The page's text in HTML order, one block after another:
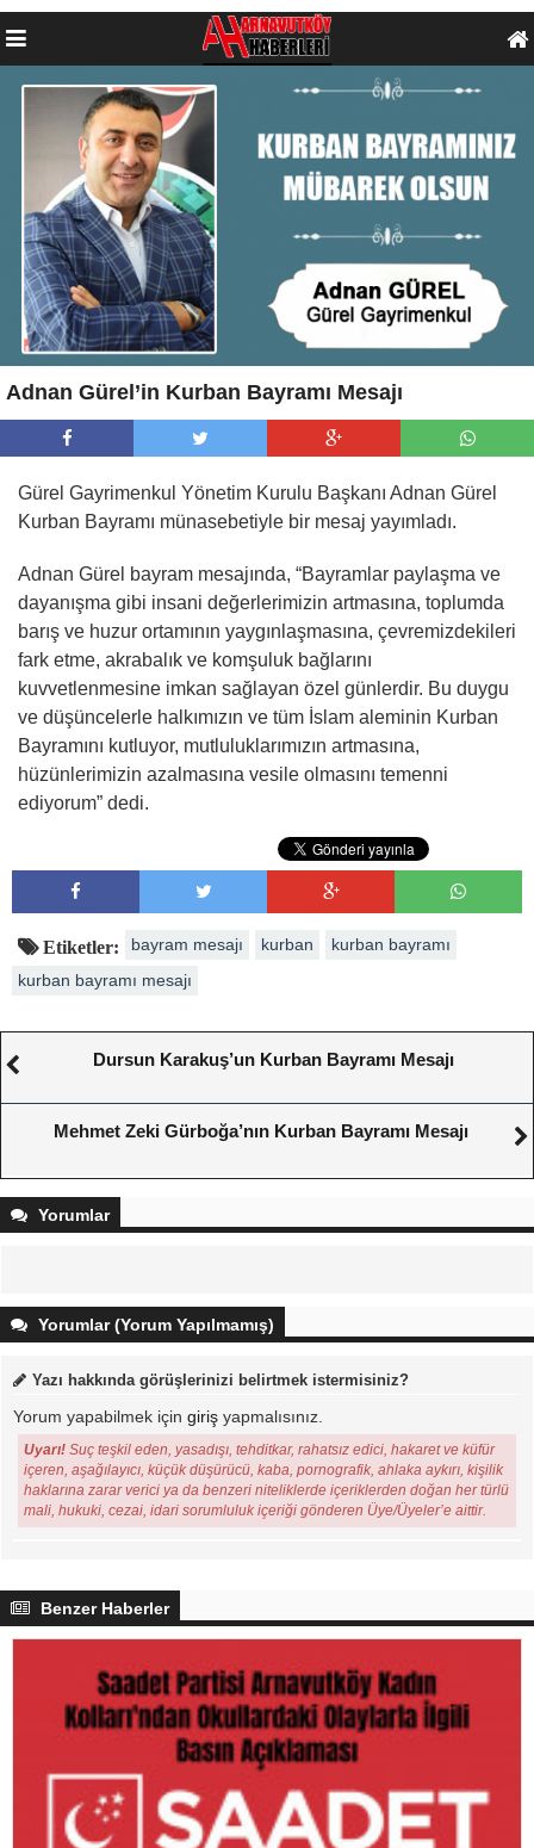
Adnan Gürel’in Kurban Bayramı Mesajı
Gürel Gayrimenkul Yönetim Kurulu Başkanı Adnan Gürel
Kurban Bayramı münasebetiyle bir mesaj yayımladı.
Adnan Gürel bayram mesajında, “Bayramlar paylaşma ve
dayanışma gibi insani değerlerimizin artmasına, toplumda
barış ve huzur ortamının yaygınlaşmasına, çevremizdekileri
fark etme, akrabalık ve komşuluk bağlarını
kuvvetlenmesine imkan sağlayan özel günlerdir. Bu duygu
ve düşüncelerle halkımızın ve tüm İslam aleminin Kurban
Bayramını kutluyor, mutluluklarımızın artmasına,
hüzünlerimizin azalmasına vesile olmasını temenni
ediyorum” dedi.
Etiketler: bayram mesajı kurban
kurban bayramı
kurban bayramı mesajı
Dursun Karakuş’un Kurban Bayramı Mesajı
Mehmet Zeki Gürboğa’nın Kurban Bayramı Mesajı
Yorumlar
Yorumlar (Yorum Yapılmamış)
Yazı hakkında görüşlerinizi belirtmek istermisiniz?
Yorum yapabilmek için giriş yapmalısınız.
Uyarı! Suç teşkil eden, yasadışı, tehditkar, rahatsız edici, hakaret ve küfür
içeren, aşağılayıcı, küçük düşürücü, kaba, pornografik, ahlaka aykırı, kişilik
haklarına zarar verici ya da benzeri niteliklerde içeriklerden doğan her türlü
mali, hukuki, cezai, idari sorumluluk içeriği gönderen Üye/Üyeler’e aittir.
Benzer Haberler